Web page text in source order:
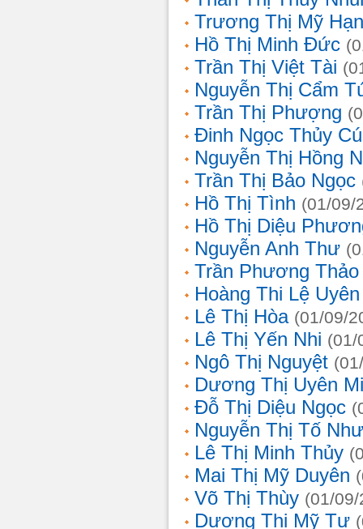
Trương Thị Mỹ
Hồ Thị Minh Đức
Trần Thị Việt Tài
Nguyễn Thị Cẩm
Trần Thị Phượng
Đinh Ngọc Thủy
Nguyễn Thị Hồng
Trần Thị Bảo Ngọc
Hồ Thị Tình (01/09/
Hồ Thị Diệu
Nguyễn Anh Thư
Trần Phương Thảo
Hoàng Thi Lệ Uyên
Lê Thị Hòa (01/09/
Lê Thị Yến Nhi (01/
Ngô Thị Nguyệt
Dương Thị Uyên Mi
Đỗ Thị Diệu Ngọc
Nguyễn Thị Tố Như
Lê Thị Minh Thủy
Mai Thị Mỹ Duyên
Võ Thị Thùy (01/
Dương Thị Mỹ Tự